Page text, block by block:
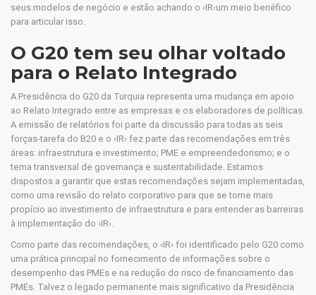
seus modelos de negócio e estão achando o ‹IR›um meio benéfico
para articular isso.
O G20 tem seu olhar voltado
para o Relato Integrado
A Presidência do G20 da Turquia representa uma mudança em apoio
ao Relato Integrado entre as empresas e os elaboradores de políticas.
A emissão de relatórios foi parte da discussão para todas as seis
forças-tarefa do B20 e o ‹IR› fez parte das recomendações em três
áreas: infraestrutura e investimento; PME e empreendedorismo; e o
tema transversal de governança e sustentabilidade. Estamos
dispostos a garantir que estas recomendações sejam implementadas,
como uma revisão do relato corporativo para que se torne mais
propício ao investimento de infraestrutura e para entender as barreiras
à implementação do ‹IR›.
Como parte das recomendações, o ‹IR› foi identificado pelo G20 como
uma prática principal no fornecimento de informações sobre o
desempenho das PMEs e na redução do risco de financiamento das
PMEs. Talvez o legado permanente mais significativo da Presidência